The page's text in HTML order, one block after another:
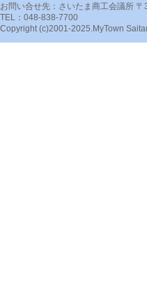
お問い合せ先：さいたま商工会議所
TEL：048-838-7700
Copyright (c)2001-2025.MyTown